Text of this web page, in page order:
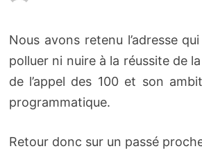
Nous avons retenu l’adresse
polluer ni nuire à la réussite de
de l’appel des 100 et son
programmatique.
Retour donc sur un passé